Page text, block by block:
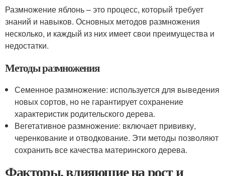
Размножение яблонь – это процесс, который требует
знаний и навыков. Основных методов размножения
несколько, и каждый из них имеет свои преимущества и
недостатки.
Методы размножения
Семенное размножение: используется для выведения
новых сортов, но не гарантирует сохранение
характеристик родительского дерева.
Вегетативное размножение: включает прививку,
черенкование и отводкование. Эти методы позволяют
сохранить все качества материнского дерева.
Факторы, влияющие на рост и